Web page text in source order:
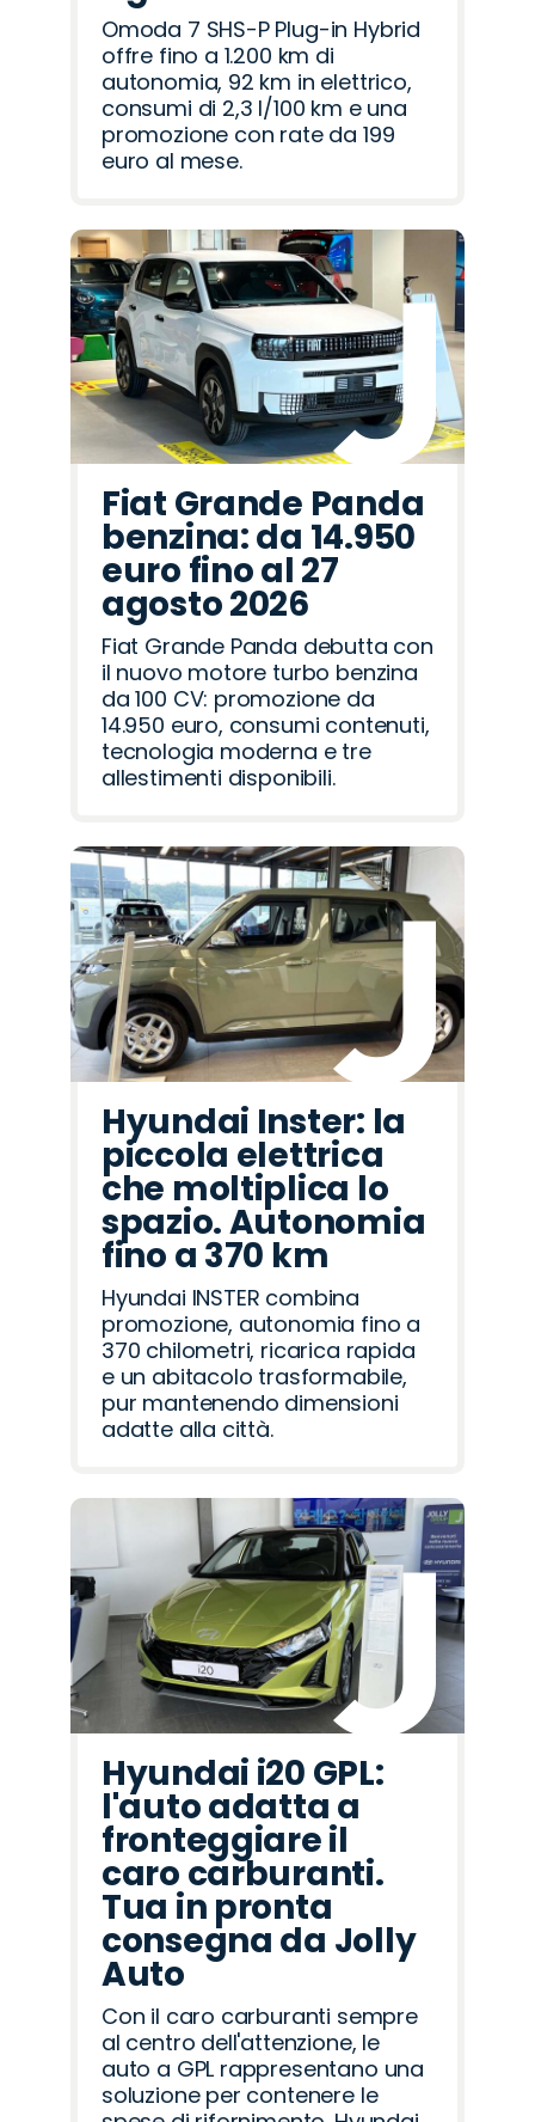
Omoda 7 SHS-P Plug-in Hybrid
offre fino a 1.200 km di
autonomia, 92 km in elettrico,
consumi di 2,3 l/100 km e una
promozione con rate da 199
euro al mese.
Fiat Grande Panda
benzina: da 14.950
euro fino al 27
agosto 2026
Fiat Grande Panda debutta con
il nuovo motore turbo benzina
da 100 CV: promozione da
14.950 euro, consumi contenuti,
tecnologia moderna e tre
allestimenti disponibili.
Hyundai Inster: la
piccola elettrica
che moltiplica lo
spazio. Autonomia
fino a 370 km
Hyundai INSTER combina
promozione, autonomia fino a
370 chilometri, ricarica rapida
e un abitacolo trasformabile,
pur mantenendo dimensioni
adatte alla città.
Hyundai i20 GPL:
l'auto adatta a
fronteggiare il
caro carburanti.
Tua in pronta
consegna da Jolly
Auto
Con il caro carburanti sempre
al centro dell'attenzione, le
auto a GPL rappresentano una
soluzione per contenere le